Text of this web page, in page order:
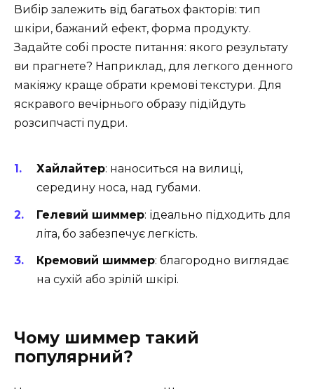
Вибір залежить від багатьох факторів: тип
шкіри, бажаний ефект, форма продукту.
Задайте собі просте питання: якого результату
ви прагнете? Наприклад, для легкого денного
макіяжу краще обрати кремові текстури. Для
яскравого вечірнього образу підійдуть
розсипчасті пудри.
Хайлайтер: наноситься на вилиці,
середину носа, над губами.
Гелевий шиммер: ідеально підходить для
літа, бо забезпечує легкість.
Кремовий шиммер: благородно виглядає
на сухій або зрілій шкірі.
Чому шиммер такий
популярний?